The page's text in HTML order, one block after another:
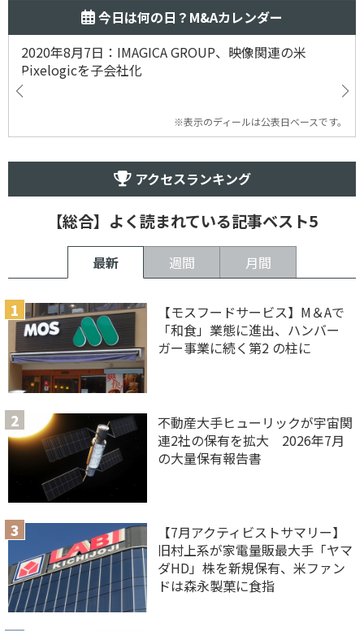
今日は何の日？M&Aカレンダー
2020年8月7日：IMAGICA GROUP、映像関連の米
Pixelogicを子会社化
※表示のディールは公表日ベースです。
アクセスランキング
【総合】よく読まれている記事ベスト5
最新 週間 月間
【モスフードサービス】M＆Aで
「和食」業態に進出、ハンバー
ガー事業に続く第2 の柱に
不動産大手ヒューリックが宇宙関
連2社の保有を拡大 2026年7月
の大量保有報告書
【7月アクティビストサマリー】
旧村上系が家電量販最大手「ヤマ
ダHD」株を新規保有、米ファン
ドは森永製菓に食指